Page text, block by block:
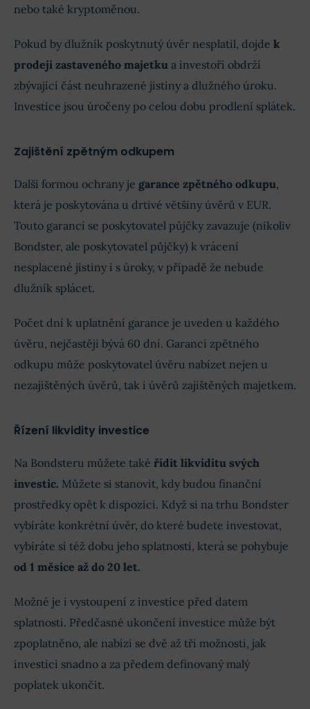
nebo také kryptoměnou.
Pokud by dlužník poskytnutý úvěr nesplatil, dojde k
prodeji zastaveného majetku a investoři obdrží
zbývající část neuhrazené jistiny a dlužného úroku.
Investice jsou úročeny po celou dobu prodlení splátek.
Zajištění zpětným odkupem
Další formou ochrany je garance zpětného odkupu,
která je poskytována u drtivé většiny úvěrů v EUR.
Touto garancí se poskytovatel půjčky zavazuje (nikoliv
Bondster, ale poskytovatel půjčky) k vrácení
nesplacené jistiny i s úroky, v případě že nebude
dlužník splácet.
Počet dní k uplatnění garance je uveden u každého
úvěru, nejčastěji bývá 60 dní. Garanci zpětného
odkupu může poskytovatel úvěru nabízet nejen u
nezajištěných úvěrů, tak i úvěrů zajištěných majetkem.
Řízení likvidity investice
Na Bondsteru můžete také řídit likviditu svých
investic. Můžete si stanovit, kdy budou finanční
prostředky opět k dispozici. Když si na trhu Bondster
vybíráte konkrétní úvěr, do které budete investovat,
vybíráte si též dobu jeho splatnosti, která se pohybuje
od 1 měsíce až do 20 let.
Možné je i vystoupení z investice před datem
splatnosti. Předčasné ukončení investice může být
zpoplatněno, ale nabízí se dvě až tři možnosti, jak
investici snadno a za předem definovaný malý
poplatek ukončit.